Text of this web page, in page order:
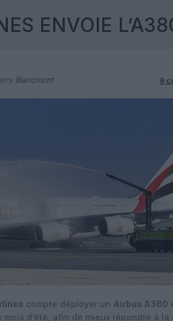
ENVOIE
Blancmont 9
compte déployer un Airbus A380
d’été, afin de mieux répondre à la